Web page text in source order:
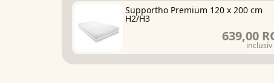
Supportho Premium 120 x 200 cm
H2/H3
639,00
inclusiv